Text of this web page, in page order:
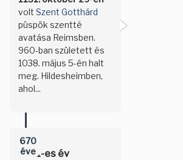
volt Szent Gotthárd
püspök szentté
avatása Reimsben.
960-ban született és
1038. május 5-én halt
meg. Hildesheimben,
ahol...
670
éve
1351-es év